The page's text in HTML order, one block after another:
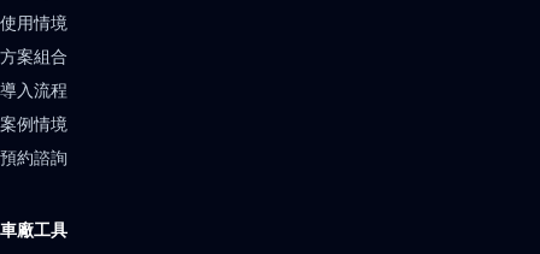
使用情境
方案組合
導入流程
案例情境
預約諮詢
車廠工具